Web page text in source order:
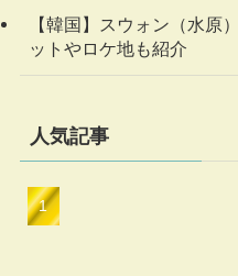
【韓国】スウォン（水原
ットやロケ地も紹介
人気記事